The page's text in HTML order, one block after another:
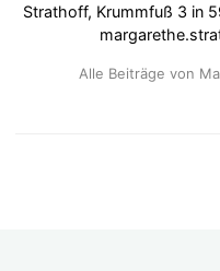
Strathoff, Krummfuß 3 in
Alle Beiträge von